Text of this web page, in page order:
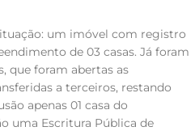
um imóvel com registro
de 03 casas. Já foram
que foram abertas as
a terceiros, restando
apenas 01 casa do
uma Escritura Pública de